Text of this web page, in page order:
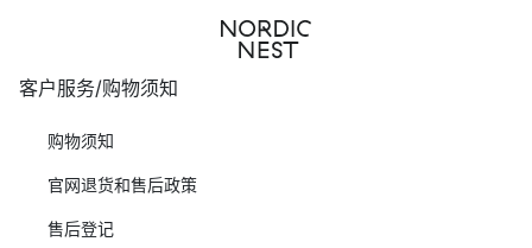
客户服务/购物须知
购物须知
官网退货和售后政策
售后登记